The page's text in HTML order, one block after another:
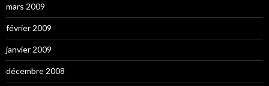
mars 2009
février 2009
janvier 2009
décembre 2008